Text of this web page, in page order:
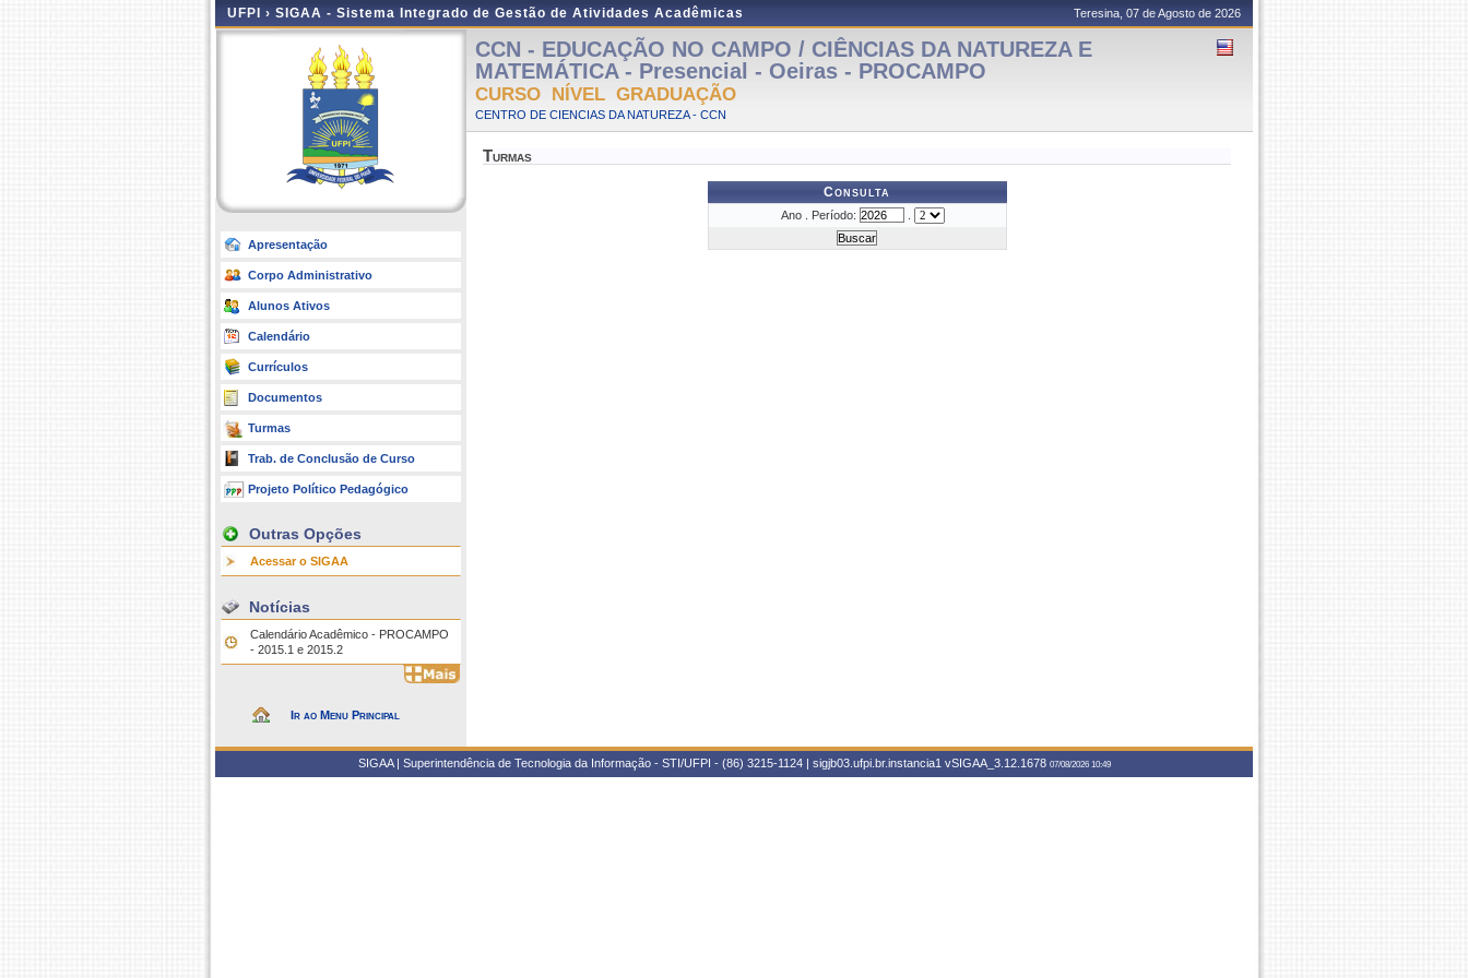
UFPI › SIGAA - Sistema Integrado de Gestão de Atividades Acadêmicas Teresina, 07 de Agosto de 2026
Apresentação
Corpo Administrativo
Alunos Ativos
Calendário
Currículos
Documentos
Turmas
Trab. de Conclusão de Curso
Projeto Político Pedagógico
Outras Opções
Acessar o SIGAA
Notícias
Calendário Acadêmico - PROCAMPO
- 2015.1 e 2015.2
Ir ao Menu Principal
CCN - EDUCAÇÃO NO CAMPO / CIÊNCIAS DA NATUREZA E
MATEMÁTICA - Presencial - Oeiras - PROCAMPO
CURSO NÍVEL GRADUAÇÃO
CENTRO DE CIENCIAS DA NATUREZA - CCN
Turmas
Consulta
Ano . Período:
SIGAA | Superintendência de Tecnologia da Informação - STI/UFPI - (86) 3215-1124 | sigjb03.ufpi.br.instancia1 vSIGAA_3.12.1678 07/08/2026 10:49